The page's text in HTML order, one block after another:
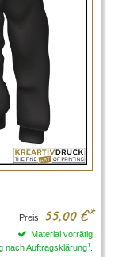
Preis: 55,00 €*
Material vorrätig
nach Auftragsklärung1